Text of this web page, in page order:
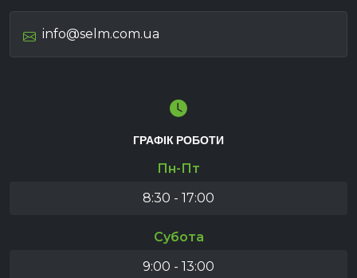
info@selm.com.ua
ГРАФІК РОБОТИ
Пн-Пт
8:30 - 17:00
Субота
9:00 - 13:00